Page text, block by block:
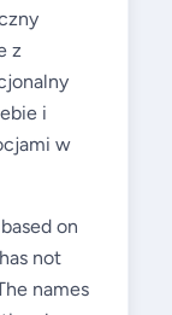
z
i
w
on
not
names